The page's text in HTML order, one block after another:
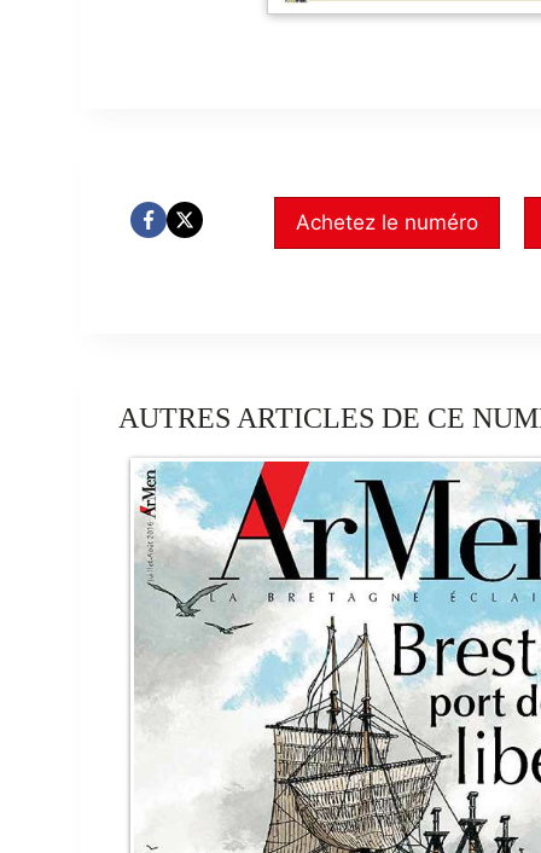
Achetez le numéro
AUTRES ARTICLES DE CE